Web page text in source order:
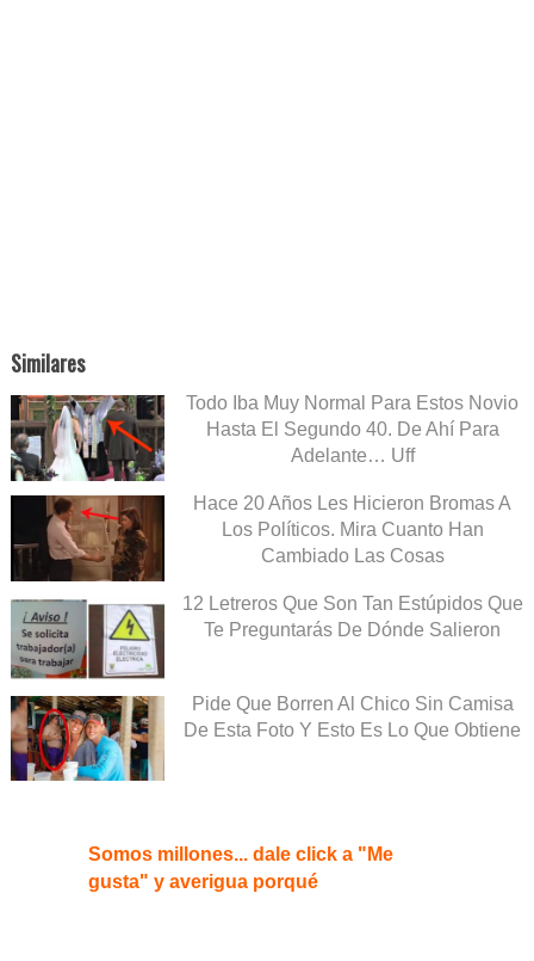
Similares
Todo Iba Muy Normal Para Estos Novio
Hasta El Segundo 40. De Ahí Para
Adelante… Uff
Hace 20 Años Les Hicieron Bromas A
Los Políticos. Mira Cuanto Han
Cambiado Las Cosas
12 Letreros Que Son Tan Estúpidos Que
Te Preguntarás De Dónde Salieron
Pide Que Borren Al Chico Sin Camisa
De Esta Foto Y Esto Es Lo Que Obtiene
Somos millones... dale click a "Me
gusta" y averigua porqué